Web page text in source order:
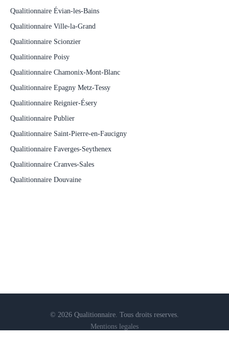
Qualitionnaire Évian-les-Bains
Qualitionnaire Ville-la-Grand
Qualitionnaire Scionzier
Qualitionnaire Poisy
Qualitionnaire Chamonix-Mont-Blanc
Qualitionnaire Epagny Metz-Tessy
Qualitionnaire Reignier-Ésery
Qualitionnaire Publier
Qualitionnaire Saint-Pierre-en-Faucigny
Qualitionnaire Faverges-Seythenex
Qualitionnaire Cranves-Sales
Qualitionnaire Douvaine
© 2026 Qualitionnaire. Tous droits reserves.
Mentions legales